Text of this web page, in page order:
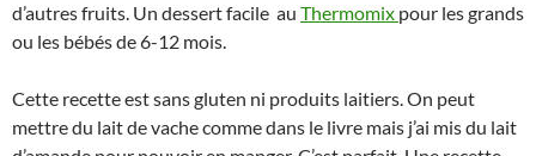
d’autres fruits. Un dessert facile au Thermomix pour les grands
ou les bébés de 6-12 mois.
Cette recette est sans gluten ni produits laitiers. On peut
mettre du lait de vache comme dans le livre mais j’ai mis du lait